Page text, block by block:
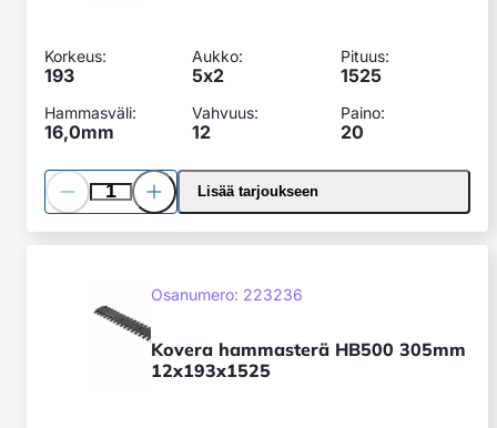
Korkeus:
193
Aukko:
5x2
Pituus:
1525
Hammasväli:
16,0mm
Vahvuus:
12
Paino:
20
Pienennä
määrää
Lisää
määrääLisää tarjoukseen
SKU:
Osanumero: 223236
Kovera hammasterä HB500 305mm
12x193x1525